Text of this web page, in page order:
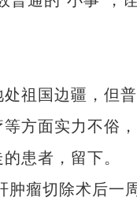
国边疆，但普
方面实力不俗
患者，留下。
瘤切除术后一